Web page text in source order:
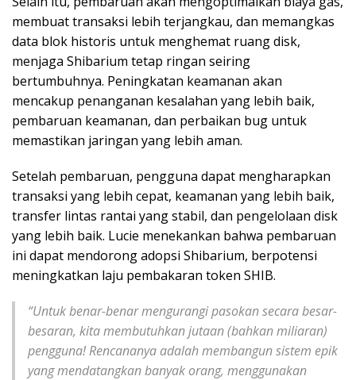
membuat transaksi lebih terjangkau, dan memangkas
data blok historis untuk menghemat ruang disk,
menjaga Shibarium tetap ringan seiring
bertumbuhnya. Peningkatan keamanan akan
mencakup penanganan kesalahan yang lebih baik,
pembaruan keamanan, dan perbaikan bug untuk
memastikan jaringan yang lebih aman.
Setelah pembaruan, pengguna dapat mengharapkan
transaksi yang lebih cepat, keamanan yang lebih baik,
transfer lintas rantai yang stabil, dan pengelolaan disk
yang lebih baik. Lucie menekankan bahwa pembaruan
ini dapat mendorong adopsi Shibarium, berpotensi
meningkatkan laju pembakaran token SHIB.
“Untuk benar-benar mengurangi pasokan secara besar-
besaran, kita membutuhkan jutaan (bahkan miliaran)
pengguna! Rencananya adalah membangun sistem epik
yang mendatangkan banyak orang, menggunakan